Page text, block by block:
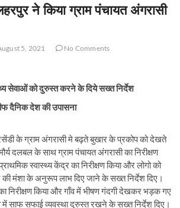
ने किया ग्राम पंचायत अंगरासी
5, 2021 No Comments
सेवाओं को दुरुस्त करने के दिये सख्त निर्देश
दैनिक देश की उपासना
के ग्राम अंगरासी मे बढ़ते बुखार के प्रकोप को देखते
दलबल के साथ ग्राम पंचायत अंगरासी का निरीक्षण
स्वास्थ्य केंद्र का निरीक्षण किया और लोगो को
की मंशा के अनुरूप लाभ दिए जाने के सख्त निर्देश दिए।
निरीक्षण किया और गाँव में भीषण गंदगी देखकर भड़क गए
में साफ सफाई व्यवस्था दुरुस्त रखने के सख्त निर्देश दिए।